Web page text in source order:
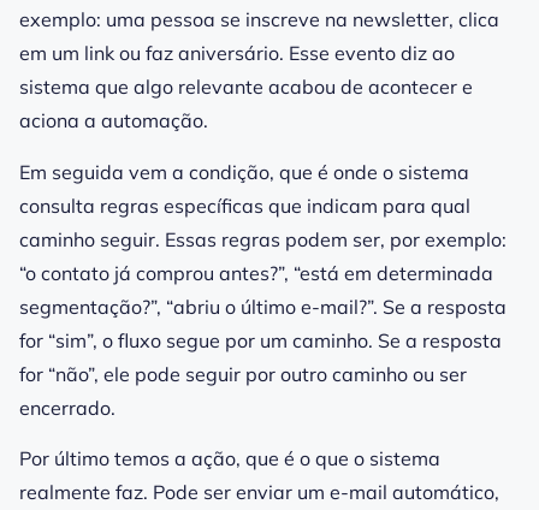
exemplo: uma pessoa se inscreve na newsletter, clica
em um link ou faz aniversário. Esse evento diz ao
sistema que algo relevante acabou de acontecer e
aciona a automação.
Em seguida vem a condição, que é onde o sistema
consulta regras específicas que indicam para qual
caminho seguir. Essas regras podem ser, por exemplo:
“o contato já comprou antes?”, “está em determinada
segmentação?”, “abriu o último e-mail?”. Se a resposta
for “sim”, o fluxo segue por um caminho. Se a resposta
for “não”, ele pode seguir por outro caminho ou ser
encerrado.
Por último temos a ação, que é o que o sistema
realmente faz. Pode ser enviar um e-mail automático,